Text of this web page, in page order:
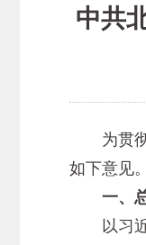
中共
为贯彻
如下意见。
一、总
以习近